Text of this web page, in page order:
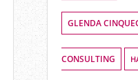
GLENDA
CONSULTING